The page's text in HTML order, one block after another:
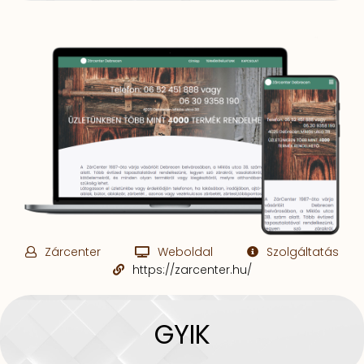
Zárcenter Weboldal
Szolgáltatás
https://zarcenter.hu/
GYIK